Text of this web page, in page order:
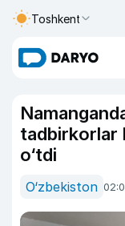
Toshkent
tadbirkorlar
o‘tdi
O‘zbekiston